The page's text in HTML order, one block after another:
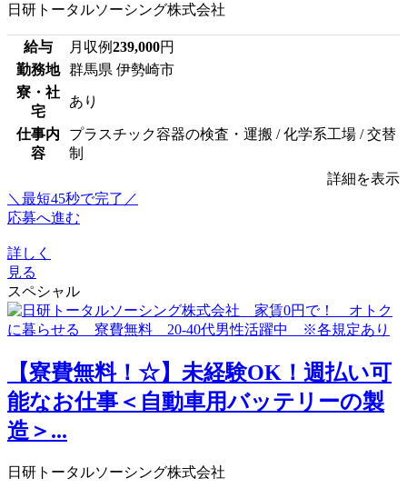
日研トータルソーシング株式会社
給与 月収例239,000円
勤務地
群馬県 伊勢崎市
寮・社
宅
あり
仕事内
容
プラスチック容器の検査・運搬 / 化学系工場 / 交替
制
詳細を表示
＼最短45秒で完了／
応募へ進む
詳しく
見る
スペシャル
【寮費無料！☆】未経験OK！週払い可
能なお仕事＜自動車用バッテリーの製
造＞...
日研トータルソーシング株式会社